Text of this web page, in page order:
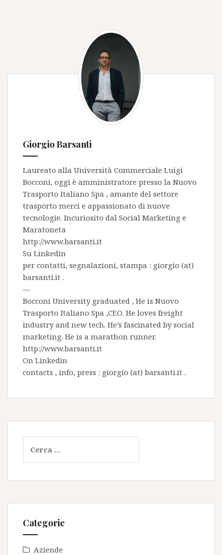
Giorgio Barsanti
Laureato alla Università Commerciale Luigi
Bocconi, oggi è amministratore presso la Nuovo
Trasporto Italiano Spa , amante del settore
trasporto merci e appassionato di nuove
tecnologie. Incuriosito dal Social Marketing e
Maratoneta
http://www.barsanti.it
Su Linkedin
per contatti, segnalazioni, stampa : giorgio (at)
barsanti.it .
—
Bocconi University graduated , He is Nuovo
Trasporto Italiano Spa ,CEO. He loves freight
industry and new tech. He’s fascinated by social
marketing. He is a marathon runner.
http://www.barsanti.it
On Linkedin
contacts , info, press : giorgio (at) barsanti.it .
per:
Categorie
Aziende